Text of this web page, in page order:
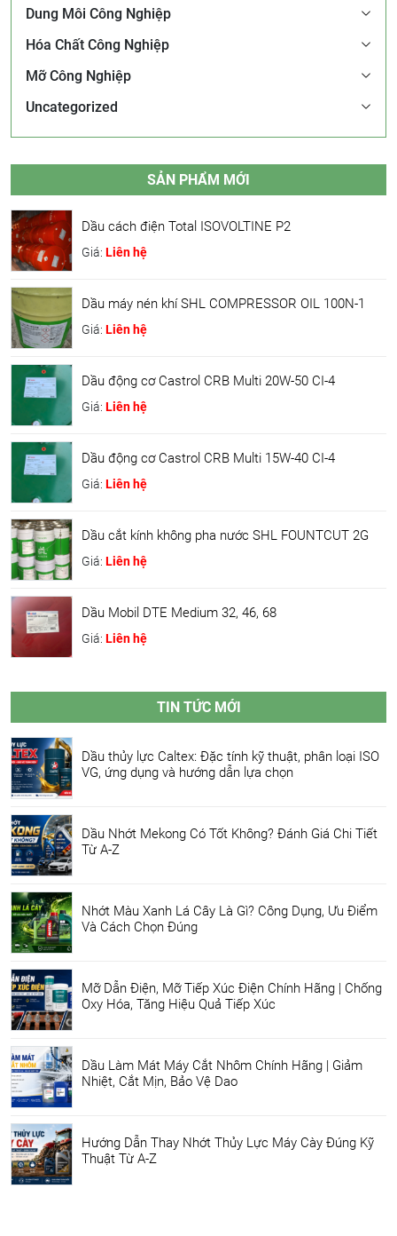
Dung Môi Công Nghiệp
Hóa Chất Công Nghiệp
Mỡ Công Nghiệp
Uncategorized
SẢN PHẨM MỚI
Dầu cách điện Total ISOVOLTINE P2
Giá: Liên hệ
Dầu máy nén khí SHL COMPRESSOR OIL 100N-1
Giá: Liên hệ
Dầu động cơ Castrol CRB Multi 20W-50 CI-4
Giá: Liên hệ
Dầu động cơ Castrol CRB Multi 15W-40 CI-4
Giá: Liên hệ
Dầu cắt kính không pha nước SHL FOUNTCUT 2G
Giá: Liên hệ
Dầu Mobil DTE Medium 32, 46, 68
Giá: Liên hệ
TIN TỨC MỚI
Dầu thủy lực Caltex: Đặc tính kỹ thuật, phân loại ISO
VG, ứng dụng và hướng dẫn lựa chọn
Dầu Nhớt Mekong Có Tốt Không? Đánh Giá Chi Tiết
Từ A-Z
Nhớt Màu Xanh Lá Cây Là Gì? Công Dụng, Ưu Điểm
Và Cách Chọn Đúng
Mỡ Dẫn Điện, Mỡ Tiếp Xúc Điện Chính Hãng | Chống
Oxy Hóa, Tăng Hiệu Quả Tiếp Xúc
Dầu Làm Mát Máy Cắt Nhôm Chính Hãng | Giảm
Nhiệt, Cắt Mịn, Bảo Vệ Dao
Hướng Dẫn Thay Nhớt Thủy Lực Máy Cày Đúng Kỹ
Thuật Từ A-Z